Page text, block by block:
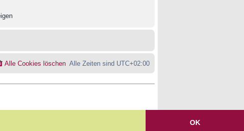
OK
Alle Zeiten sind UTC+02:00
Alle Cookies löschen